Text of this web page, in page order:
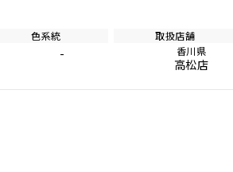
色系統
-
取扱店舗
香川県
高松店